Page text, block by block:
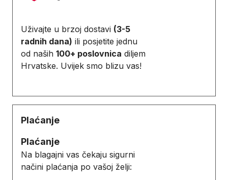
Uživajte u brzoj dostavi (3-5
radnih dana) ili posjetite jednu
od naših 100+ poslovnica diljem
Hrvatske. Uvijek smo blizu vas!
Plaćanje
Plaćanje
Na blagajni vas čekaju sigurni
načini plaćanja po vašoj želji: